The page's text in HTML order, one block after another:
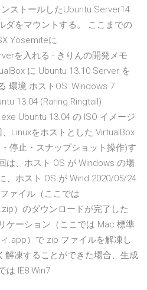
ストールしたUbuntu Server14
ダをマウントする。 ここまでの
Yosemiteに
を入れる - きりんの開発メモ
に Ubuntu 13.10 Server を
環境 ホストOS: Windows 7
13.04 (Raring Ringtail)
Ubuntu 13.04 の ISO イメージ
Linuxをホストとした VirtualBox
停止・スナップショット操作)す
は、ホスト OS が Windows の場
、ホスト OS が Wind 2020/05/24
ァイル（ここでは
）のダウンロードが完了した
ケーション（ここでは Mac 標準
.app）で zip ファイルを解凍し
解凍することができた場合、生成
は IE8.Win7